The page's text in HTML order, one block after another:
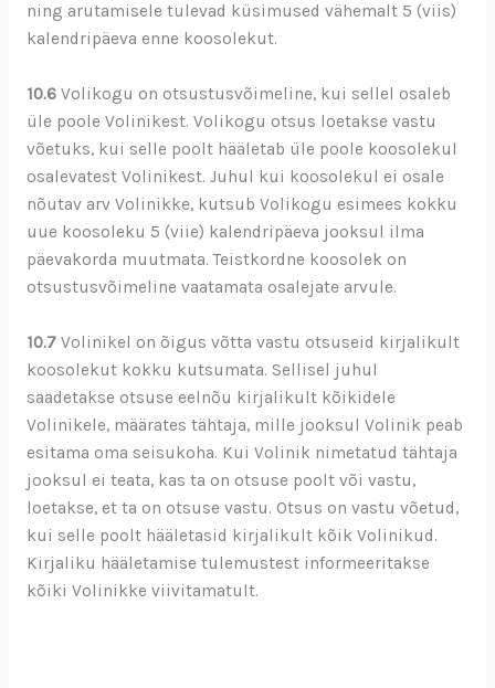
ning arutamisele tulevad küsimused vähemalt 5 (viis)
kalendripäeva enne koosolekut.
10.6Volikogu on otsustusvõimeline, kui sellel osaleb
üle poole Volinikest. Volikogu otsus loetakse vastu
võetuks, kui selle poolt hääletab üle poole koosolekul
osalevatest Volinikest. Juhul kui koosolekul ei osale
nõutav arv Volinikke, kutsub Volikogu esimees kokku
uue koosoleku 5 (viie) kalendripäeva jooksul ilma
päevakorda muutmata. Teistkordne koosolek on
otsustusvõimeline vaatamata osalejate arvule.
10.7Volinikel on õigus võtta vastu otsuseid kirjalikult
koosolekut kokku kutsumata. Sellisel juhul
saadetakse otsuse eelnõu kirjalikult kõikidele
Volinikele, määrates tähtaja, mille jooksul Volinik peab
esitama oma seisukoha. Kui Volinik nimetatud tähtaja
jooksul ei teata, kas ta on otsuse poolt või vastu,
loetakse, et ta on otsuse vastu. Otsus on vastu võetud,
kui selle poolt hääletasid kirjalikult kõik Volinikud.
Kirjaliku hääletamise tulemustest informeeritakse
kõiki Volinikke viivitamatult.